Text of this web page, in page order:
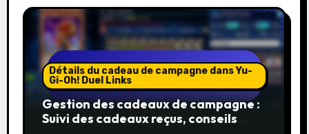
Détails du cadeau de campagne dans Yu-
Gi-Oh! Duel Links
Gestion des cadeaux de campagne :
Suivi des cadeaux reçus, conseils